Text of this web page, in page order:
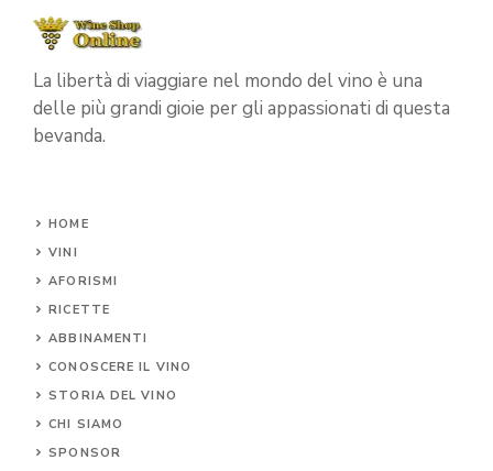
La libertà di viaggiare nel mondo del vino è una
delle più grandi gioie per gli appassionati di questa
bevanda.
HOME
VINI
AFORISMI
RICETTE
ABBINAMENTI
CONOSCERE IL VINO
STORIA DEL VINO
CHI SIAMO
SPONSOR